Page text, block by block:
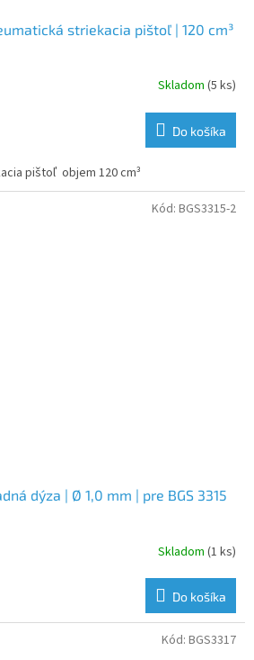
striekacia pištoľ | 120 cm³
Skladom (5 ks)
Do košíka
pištoľ objem 120 cm³
dýza | Ø 1,0 mm | pre BGS 3315
Skladom (1 ks)
Do košíka
Kód: BGS3315-2
Kód: BGS3317